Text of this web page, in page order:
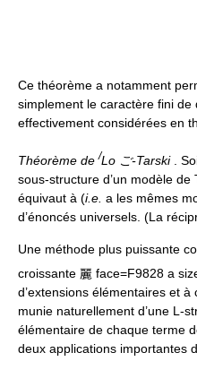
Ce théorème a notamment
simplement le caractère fini
effectivement considérées en
Théorème de/Lo ご-Tarski.
sous-structure d’un modèle
équivaut à (i.e. a les mêmes
d’énoncés universels. (La
Une méthode plus puissante
croissante 麗 face=F9828 a
d’extensions élémentaires et
munie naturellement d’une L-
élémentaire de chaque terme
deux applications importantes